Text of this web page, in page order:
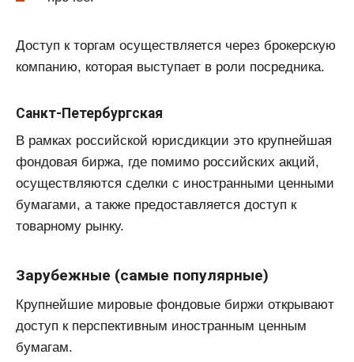
Доступ к торгам осуществляется через брокерскую
компанию, которая выступает в роли посредника.
Санкт-Петербургская
В рамках российской юрисдикции это крупнейшая
фондовая биржа, где помимо российских акций,
осуществляются сделки с иностранными ценными
бумагами, а также предоставляется доступ к
товарному рынку.
Зарубежные (самые популярные)
Крупнейшие мировые фондовые биржи открывают
доступ к перспективным иностранным ценным
бумагам.